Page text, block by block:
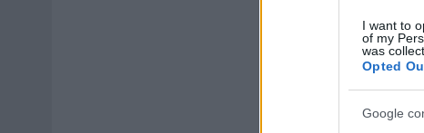
I want to
of my
was
Opted
Google